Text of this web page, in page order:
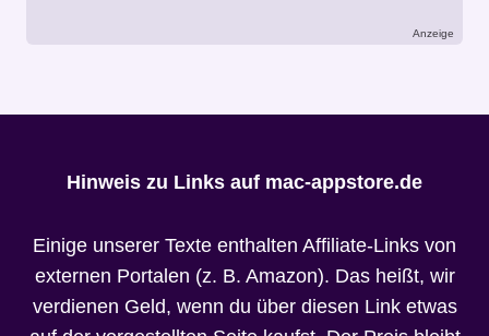
Anzeige
Hinweis zu Links auf mac-appstore.de
Einige unserer Texte enthalten Affiliate-Links von
externen Portalen (z. B. Amazon). Das heißt, wir
verdienen Geld, wenn du über diesen Link etwas